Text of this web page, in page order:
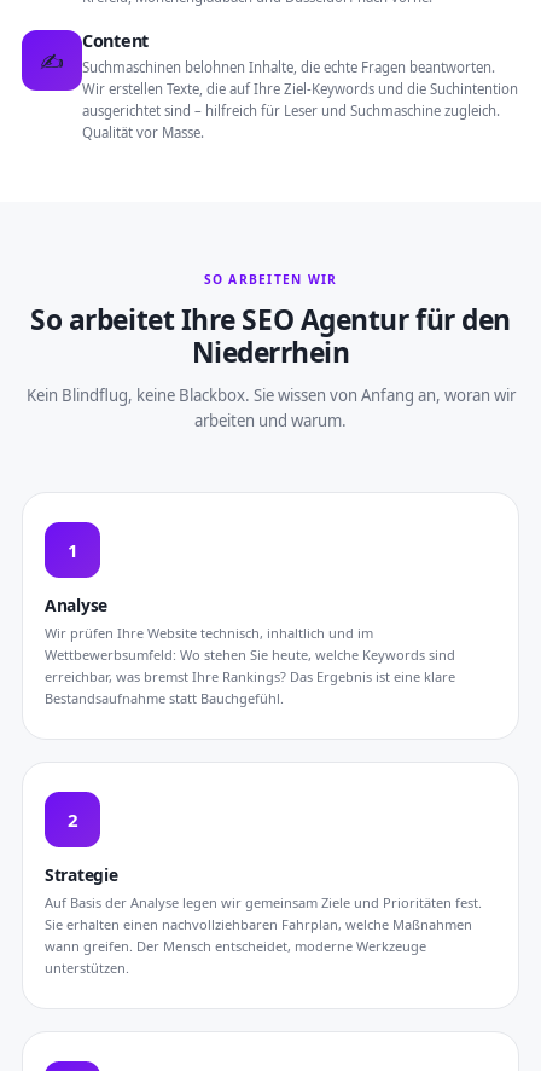
✍️
Content
Suchmaschinen belohnen Inhalte, die echte Fragen beantworten.
Wir erstellen Texte, die auf Ihre Ziel-Keywords und die Suchintention
ausgerichtet sind – hilfreich für Leser und Suchmaschine zugleich.
Qualität vor Masse.
SO ARBEITEN WIR
So arbeitet Ihre SEO Agentur für den
Niederrhein
Kein Blindflug, keine Blackbox. Sie wissen von Anfang an, woran wir
arbeiten und warum.
1
Analyse
Wir prüfen Ihre Website technisch, inhaltlich und im
Wettbewerbsumfeld: Wo stehen Sie heute, welche Keywords sind
erreichbar, was bremst Ihre Rankings? Das Ergebnis ist eine klare
Bestandsaufnahme statt Bauchgefühl.
2
Strategie
Auf Basis der Analyse legen wir gemeinsam Ziele und Prioritäten fest.
Sie erhalten einen nachvollziehbaren Fahrplan, welche Maßnahmen
wann greifen. Der Mensch entscheidet, moderne Werkzeuge
unterstützen.